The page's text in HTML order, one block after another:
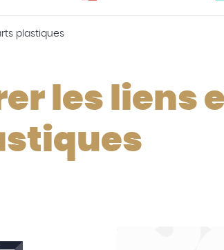
plastiques
les liens